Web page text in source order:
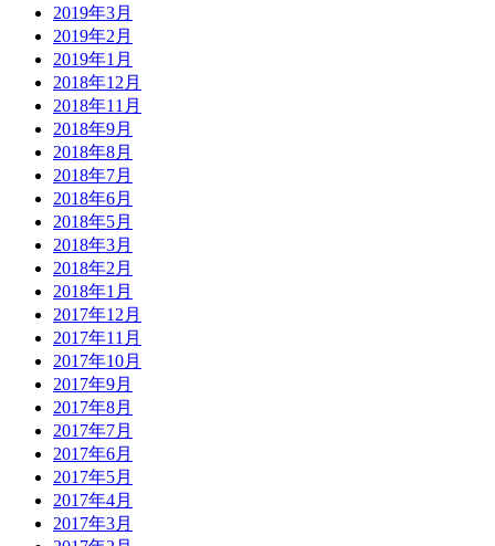
2019年3月
2019年2月
2019年1月
2018年12月
2018年11月
2018年9月
2018年8月
2018年7月
2018年6月
2018年5月
2018年3月
2018年2月
2018年1月
2017年12月
2017年11月
2017年10月
2017年9月
2017年8月
2017年7月
2017年6月
2017年5月
2017年4月
2017年3月